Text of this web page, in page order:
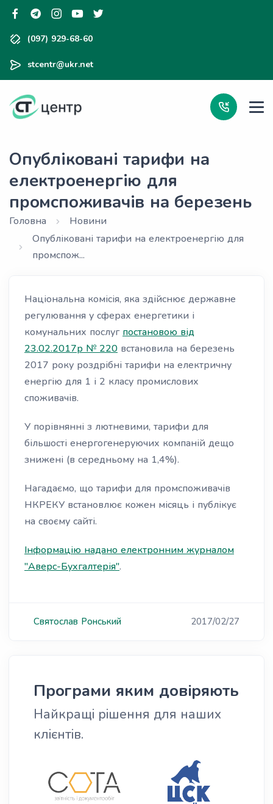
(097) 929-68-60
stcentr@ukr.net
Опубліковані тарифи на
електроенергію для
промспоживачів на березень
Головна
Новини
Опубліковані тарифи на електроенергію для
промспож...
Національна комісія, яка здійснює державне
регулювання у сферах енергетики і
комунальних послуг постановою від
23.02.2017р № 220 встановила на березень
2017 року роздрібні тарифи на електричну
енергію для 1 і 2 класу промислових
споживачів.
У порівнянні з лютневими, тарифи для
більшості енергогенеруючих компаній дещо
знижені (в середньому на 1,4%).
Нагадаємо, що тарифи для промспоживачів
НКРЕКУ встановлює кожен місяць і публікує
на своєму сайті.
Інформацію надано електронним журналом
"Аверс-Бухгалтерія".
Святослав Ронський 2017/02/27
Програми яким довіряють
Найкращі рішення для наших
клієнтів.